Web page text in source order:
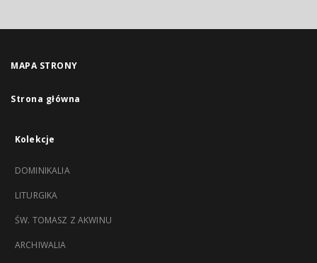
MAPA STRONY
Strona główna
Kolekcje
DOMINIKALIA
LITURGIKA
ŚW. TOMASZ Z AKWINU
ARCHIWALIA